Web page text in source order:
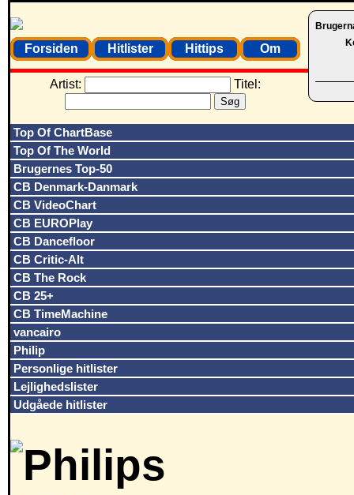
Forsiden Hitlister Hittips Om
Artist: Titel:
Top Of ChartBase
Top Of The World
Brugernes Top-50
CB Denmark-Danmark
CB VideoChart
CB EUROPlay
CB Dancefloor
CB Critic-Alt
CB The Rock
CB 25+
CB TimeMachine
vancairo
Philip
Personlige hitlister
Lejlighedslister
Udgåede hitlister